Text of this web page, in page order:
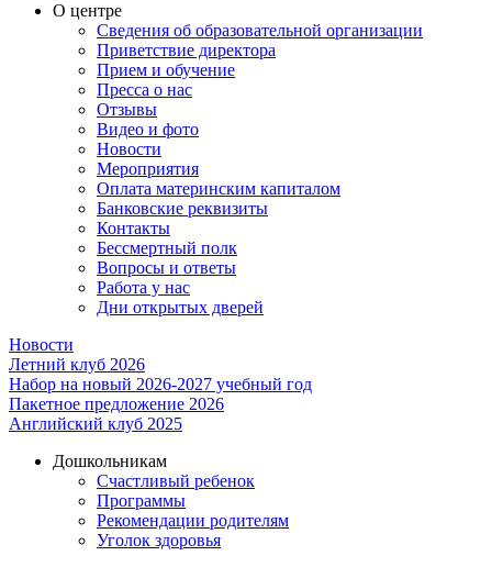
О центре
Сведения об образовательной организации
Приветствие директора
Прием и обучение
Пресса о нас
Отзывы
Видео и фото
Новости
Мероприятия
Оплата материнским капиталом
Банковские реквизиты
Контакты
Бессмертный полк
Вопросы и ответы
Работа у нас
Дни открытых дверей
Новости
Летний клуб 2026
Набор на новый 2026-2027 учебный год
Пакетное предложение 2026
Английский клуб 2025
Дошкольникам
Счастливый ребенок
Программы
Рекомендации родителям
Уголок здоровья